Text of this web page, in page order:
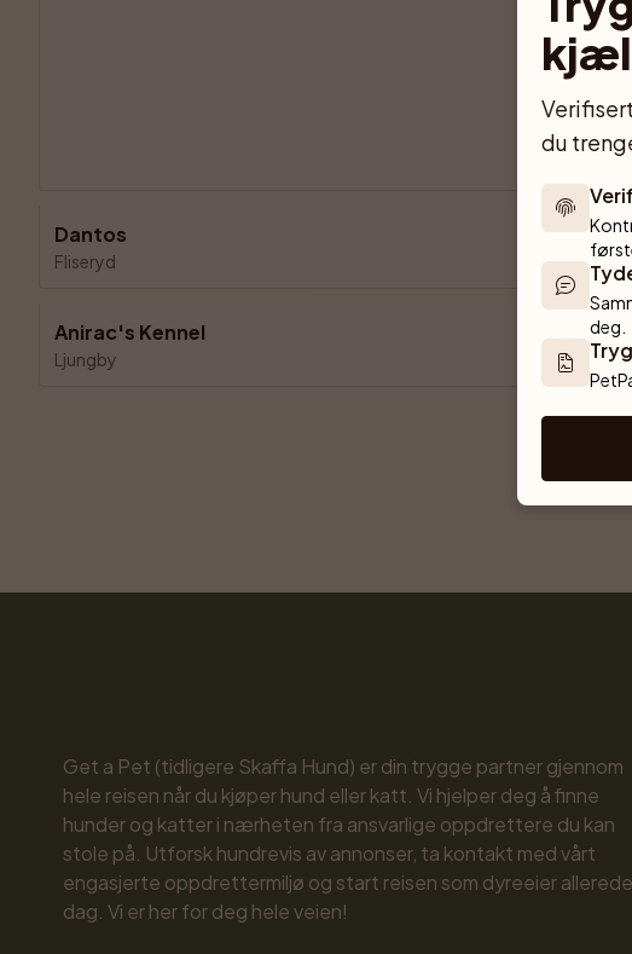
Dantos
Fliseryd
Anirac's Kennel
Ljungby
Get a Pet (tidligere Skaffa Hund) er din trygge partner gjennom
hele reisen når du kjøper hund eller katt. Vi hjelper deg å finne
hunder og katter i nærheten fra ansvarlige oppdrettere du kan
stole på. Utforsk hundrevis av annonser, ta kontakt med vårt
engasjerte oppdrettermiljø og start reisen som dyreeier
dag. Vi er her for deg hele veien!
du
deg.